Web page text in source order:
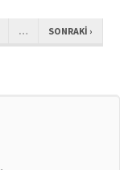
… SONRAKI ›